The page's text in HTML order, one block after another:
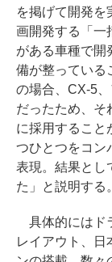
を掲げて開発を
画開発する「一
がある車種で開
備が整っている
の場合、CX-5
だったため、そ
に採用すること
つひとつをコン
表現。結果とし
た」と説明する。
具体的にはド
レイアウト、日